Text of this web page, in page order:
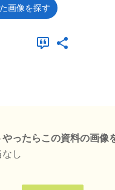
画像を探す
やったらこの資料の画像
し